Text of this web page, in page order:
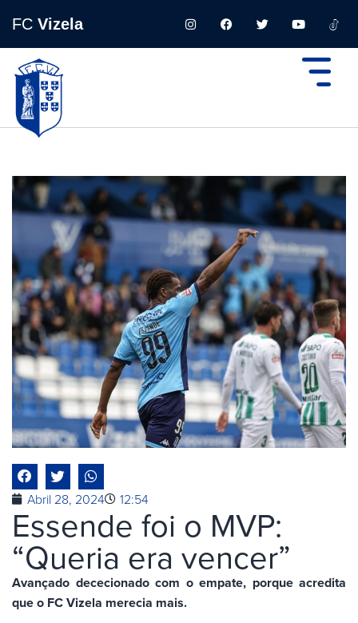
FC Vizela
Abril 28, 2024 12:54
Essende foi o MVP:
“Queria era vencer”
Avançado dececionado com o empate, porque acredita
que o FC Vizela merecia mais.